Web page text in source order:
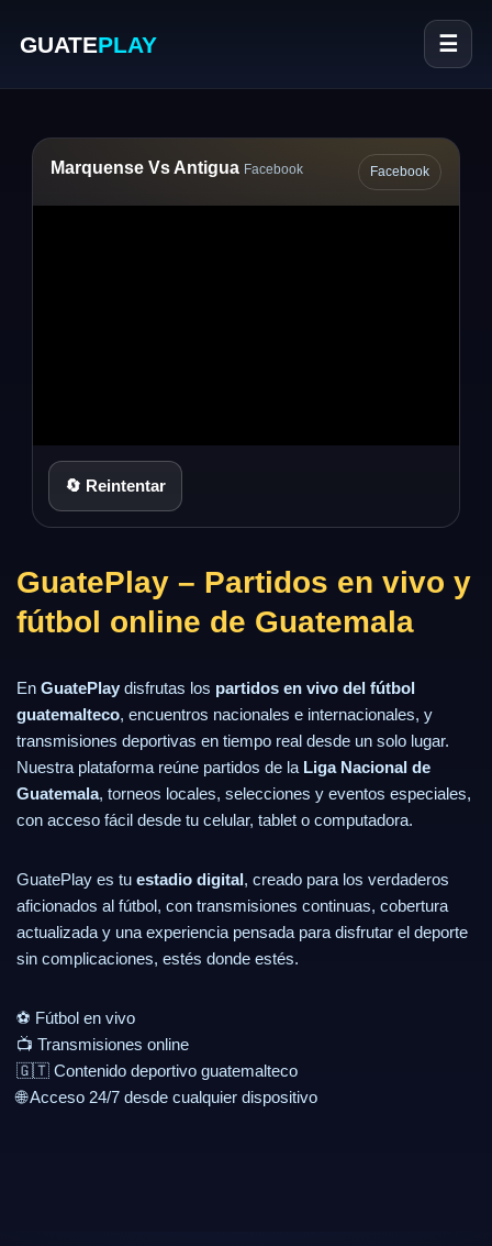
GUATEPLAY ☰
Marquense Vs Antigua Facebook Facebook
🔄 Reintentar
GuatePlay – Partidos en vivo y
fútbol online de Guatemala
En GuatePlay disfrutas los partidos en vivo del fútbol
guatemalteco, encuentros nacionales e internacionales, y
transmisiones deportivas en tiempo real desde un solo lugar.
Nuestra plataforma reúne partidos de la Liga Nacional de
Guatemala, torneos locales, selecciones y eventos especiales,
con acceso fácil desde tu celular, tablet o computadora.
GuatePlay es tu estadio digital, creado para los verdaderos
aficionados al fútbol, con transmisiones continuas, cobertura
actualizada y una experiencia pensada para disfrutar el deporte
sin complicaciones, estés donde estés.
⚽ Fútbol en vivo
📺 Transmisiones online
🇬🇹 Contenido deportivo guatemalteco
🌐 Acceso 24/7 desde cualquier dispositivo